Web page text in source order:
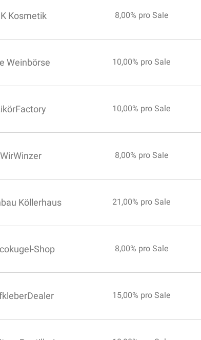
Kosmetik 8,00% pro Sale
Weinbörse 10,00% pro Sale
10,00% pro Sale
WirWinzer 8,00% pro Sale
Köllerhaus 21,00% pro Sale
Shop 8,00% pro Sale
15,00% pro Sale